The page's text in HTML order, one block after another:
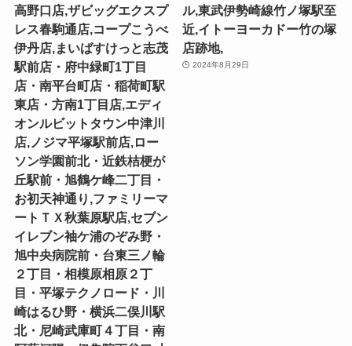
高野口店,ザビッグエクスプ
レス春駒通店,コープこうべ
伊丹店,まいばすけっと志茂
駅前店・府中緑町1丁目
店・南平台町店・稲荷町駅
東店・方南1丁目店,エディ
オンルビットタウン中津川
店,ノジマ平塚駅前店,ロー
ソン学園前北・近鉄桔梗が
丘駅前・旭鶴ケ峰二丁目・
お初天神通り,ファミリーマ
ートＴＸ秋葉原駅店,セブン
イレブン袖ケ浦のぞみ野・
旭中央病院前・台東三ノ輪
２丁目・相模原相原２丁
目・平塚テクノロード・川
崎はるひ野・横浜二俣川駅
北・尼崎武庫町４丁目・南
ル,東武伊勢崎線竹ノ塚駅至
近,イトーヨーカドー竹の塚
店跡地,
2024年8月29日